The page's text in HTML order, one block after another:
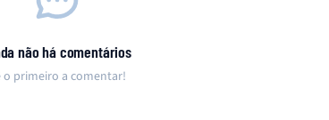
não há comentários
o primeiro a comentar!